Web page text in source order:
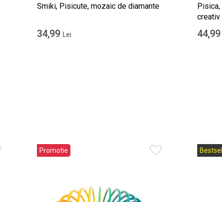
Smiki, Pisicute, mozaic de diamante
34,99 Lei
creativ
44,99
Promotie